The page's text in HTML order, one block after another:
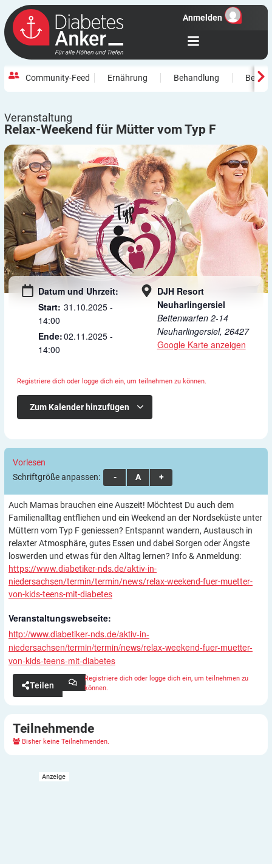
Anmelden
Community-Feed Ernährung Behandlung
Veranstaltung
Relax-Weekend für Mütter vom Typ F
Datum und Uhrzeit:
31.10.2025 -
14:00
02.11.2025 -
14:00
DJH Resort
Neuharlingersiel
Bettenwarfen 2-14
Neuharlingersiel, 26427
Google Karte anzeigen
Registriere dich oder logge dich ein, um teilnehmen zu können.
Zum Kalender hinzufügen
Vorlesen
Schriftgröße anpassen:
A A A
Auch Mamas brauchen eine Auszeit! Möchtest Du auch dem
Familienalltag entfliehen und ein Weekend an der Nordseküste unter
Müttern vom Typ F geniessen? Entspannt wandern, Austausch in
relaxter Atmosphäre, gutes Essen und dabei Sorgen oder Ängste
loswerden und etwas für den Alltag lernen? Info & Anmeldung:
https://www.diabetiker-nds.de/aktiv-in-
niedersachsen/termin/termin/news/relax-weekend-fuer-muetter-
von-kids-teens-mit-diabetes
Veranstaltungswebseite:
http://www.diabetiker-nds.de/aktiv-in-
niedersachsen/termin/termin/news/relax-weekend-fuer-muetter-
von-kids-teens-mit-diabetes
Teilen
Registriere dich oder logge dich ein, um teilnehmen zu
können.
Teilnehmende
Bisher keine Teilnehmenden.